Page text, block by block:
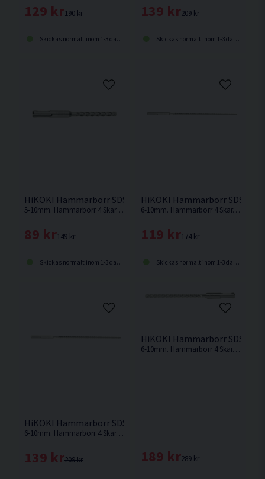
190 kr
129 kr
Skickas normalt inom 1-3 dagar
209 kr
139 kr
Skickas normalt inom 1-3 dagar
HiKOKI Hammarborr SDS+ 4 Skär 100/165mm 5-10mm
5-10mm. Hammarborr 4 Skär. SDS Plus-fäste. Arbetslängd 100mm. Totallängd 165mm.
149 kr
89 kr
Skickas normalt inom 1-3 dagar
HiKOKI Hammarborr SDS+ 4
6-10mm. Hammarborr 4 Skär. SDS Plus-fäste. Arbetslängd 150mm. Totallängd 215mm.
174 kr
119 kr
Skickas normalt inom 1-3 dagar
HiKOKI Hammarborr SDS+ 4 Skär 200/265mm 6-10mm
6-10mm. Hammarborr 4 Skär. SDS Plus-fäste. Arbetslängd 200mm. Totallängd 265mm.
209 kr
139 kr
HiKOKI Hammarborr SDS+ 4
6-10mm. Hammarborr 4 Skär. SDS Plus-fäste. Arbetslängd 250mm. Totallängd 315mm.
289 kr
189 kr